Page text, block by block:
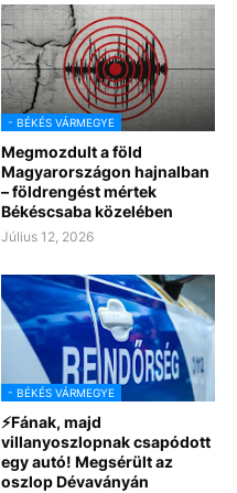
- BÉKÉS VÁRMEGYE
Megmozdult a föld
Magyarországon hajnalban
– földrengést mértek
Békéscsaba közelében
Július 12, 2026
- BÉKÉS VÁRMEGYE
⚡Fának, majd
villanyoszlopnak csapódott
egy autó! Megsérült az
oszlop Dévaványán